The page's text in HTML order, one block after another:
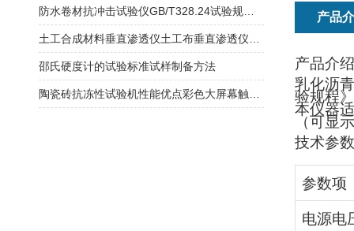
产品
产品介绍
乳化沥
验规程
本仪器
（可显
技术参数
参数项
电源电
邵氏硬度计的试验标准试样制备方法